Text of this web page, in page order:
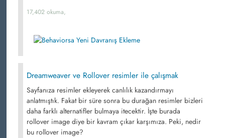
17,402 okuma,
Dreamweaver ve Rollover resimler ile çalışmak
Sayfanıza resimler ekleyerek canlılık kazandırmayı
anlatmıştık. Fakat bir süre sonra bu durağan resimler bizleri
daha farklı alternatifler bulmaya itecektir. İşte burada
rollover image diye bir kavram çıkar karşımıza. Peki, nedir
bu rollover image?